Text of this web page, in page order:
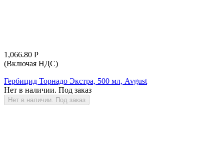
1,066.80 Р
(Включая НДС)
Гербицид Торнадо Экстра, 500 мл, Avgust
Нет в наличии. Под заказ
Нет в наличии. Под заказ